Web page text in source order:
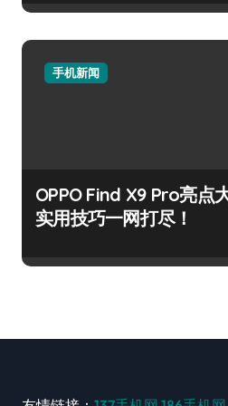
手机新闻
OPPO Find X9 Pro亮点
实用技巧一网打尽！